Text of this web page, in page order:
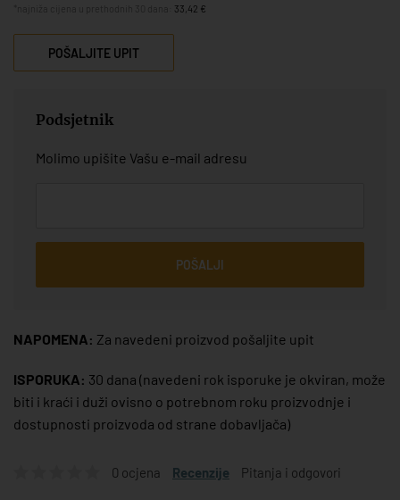
33,42 €
POŠALJITE UPIT
Podsjetnik
Molimo upišite Vašu e-mail adresu
POŠALJI
NAPOMENA: Za navedeni proizvod pošaljite upit
ISPORUKA: 30 dana (navedeni rok isporuke je okviran, može
biti i kraći i duži ovisno o potrebnom roku proizvodnje i
dostupnosti proizvoda od strane dobavljača)
0 ocjena Recenzije Pitanja i odgovori